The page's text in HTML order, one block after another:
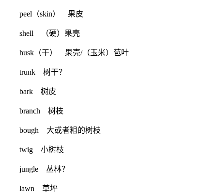
peel（skin） 果皮
shell （硬）果壳
husk（干） 果壳/（玉米）苞叶
trunk 树干？
bark 树皮
branch 树枝
bough 大或者粗的树枝
twig 小树枝
jungle 丛林？
lawn 草坪